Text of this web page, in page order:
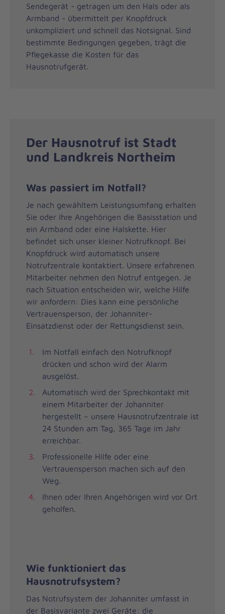
Sendegerät - getragen um den Hals oder als
Armband - übermittelt per Knopfdruck
unkompliziert und schnell das Notsignal. Sind
bestimmte Bedingungen gegeben, trägt die
Pflegekasse die Kosten für das
Hausnotrufgerät.
Der Hausnotruf ist Stadt
und Landkreis Northeim
Was passiert im Notfall?
Je nach gewähltem Leistungsumfang erhalten
Sie oder Ihre Angehörigen die Basisstation und
ein Armband oder eine Halskette. Hier
befindet sich unser kleiner Notrufknopf. Bei
Knopfdruck wird automatisch unsere
Notrufzentrale kontaktiert. Unsere erfahrenen
Mitarbeiter nehmen den Notruf entgegen. Je
nach Situation entscheiden wir, welche Hilfe
wir anfordern: Dies kann eine persönliche
Vertrauensperson, der Johanniter-
Einsatzdienst oder der Rettungsdienst sein.
Im Notfall einfach den Notrufknopf
drücken und schon wird der Alarm
ausgelöst.
Automatisch wird der Sprechkontakt mit
einem Mitarbeiter der Johanniter
hergestellt – unsere Hausnotrufzentrale ist
24 Stunden am Tag, 365 Tage im Jahr
erreichbar.
Professionelle Hilfe oder eine
Vertrauensperson machen sich auf den
Weg.
Ihnen oder Ihren Angehörigen wird vor Ort
geholfen.
Wie funktioniert das
Hausnotrufsystem?
Das Notrufsystem der Johanniter umfasst in
der Basisvariante zwei Geräte: die